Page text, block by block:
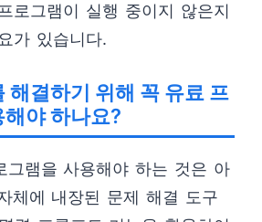
로그램이 실행 중이지 않은지
가 있습니다.
해결하기 위해 꼭 유료 프
야 하나요?
그램을 사용해야 하는 것은 아
체에 내장된 문제 해결 도구